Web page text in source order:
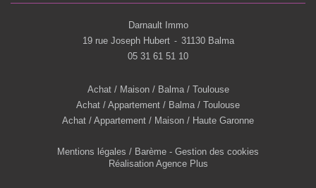
Darnault Immo
19 rue Joseph Hubert - 31130 Balma
05 31 61 51 10
Achat / Maison / Balma / Toulouse
Achat / Appartement / Balma / Toulouse
Achat / Appartement / Maison / Haute Garonne
Mentions légales / Barème - Gestion des cookies
Réalisation Agence Plus